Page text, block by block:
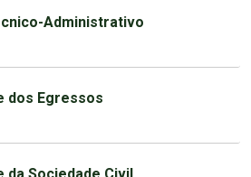
Administrativo
dos Egressos